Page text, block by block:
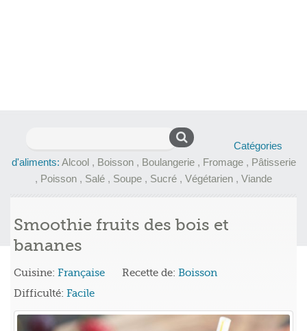
Catégories
d'aliments: Alcool , Boisson, Boulangerie, Fromage, Pâtisserie
, Poisson , Salé , Soupe , Sucré , Végétarien , Viande
Smoothie fruits des bois et
bananes
Cuisine: Française Recette de: Boisson
Difficulté: Facile